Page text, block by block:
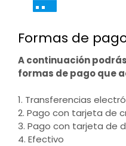
Formas de
A continuación
formas de pago que
1. Transferencias
2. Pago con tarjeta de
3. Pago con tarjeta de
4. Efectivo